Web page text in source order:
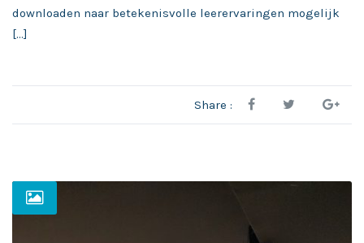
downloaden naar betekenisvolle leerervaringen mogelijk
[…]
Share :